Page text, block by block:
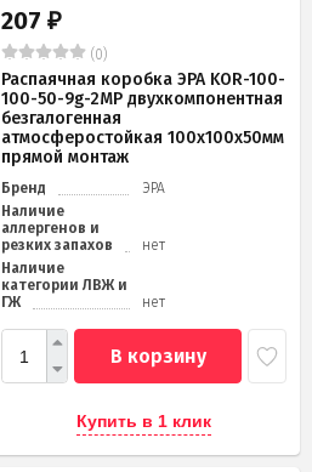
207₽
(0)
Распаячная коробка ЭРА KOR-100-
100-50-9g-2MP двухкомпонентная
безгалогенная
атмосферостойкая 100х100х50мм
прямой монтаж
Бренд
ЭРА
Наличие
аллергенов и
резких запахов
нет
Наличие
категории ЛВЖ и
ГЖ
нет
В корзину
Купить в 1 клик